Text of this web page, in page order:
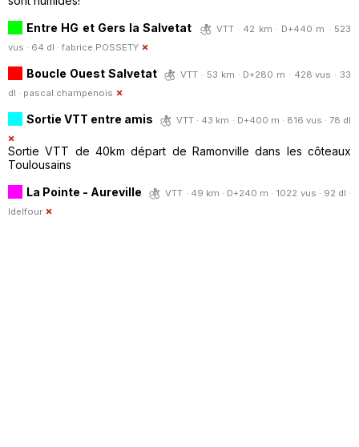
Entre HG et Gers la Salvetat
VTT · 42 km · D+440 m · 523
vus · 64 dl · fabrice.POSSETY
Boucle Ouest Salvetat
VTT · 53 km · D+280 m · 428 vus · 33
dl · pascal.champenois
Sortie VTT entre amis VTT · 43 km · D+400 m · 816 vus · 78 dl
Sortie VTT de 40km départ de Ramonville dans les côteaux
Toulousains
La Pointe - Aureville
VTT · 49 km · D+240 m · 1022 vus · 92 dl ·
ldelfour